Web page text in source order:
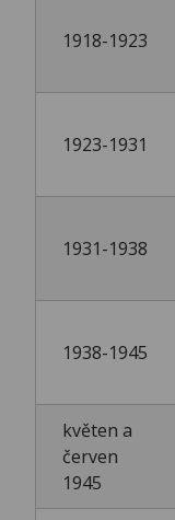
1918-1923
1923-1931
1931-1938
1938-1945
květen a
červen
1945